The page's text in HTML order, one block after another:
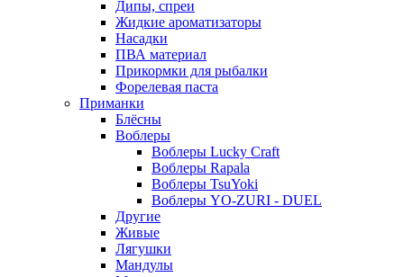
Дипы, спреи
Жидкие ароматизаторы
Насадки
ПВА материал
Прикормки для рыбалки
Форелевая паста
Приманки
Блёсны
Воблеры
Воблеры Lucky Craft
Воблеры Rapala
Воблеры TsuYoki
Воблеры YO-ZURI - DUEL
Другие
Живые
Лягушки
Мандулы